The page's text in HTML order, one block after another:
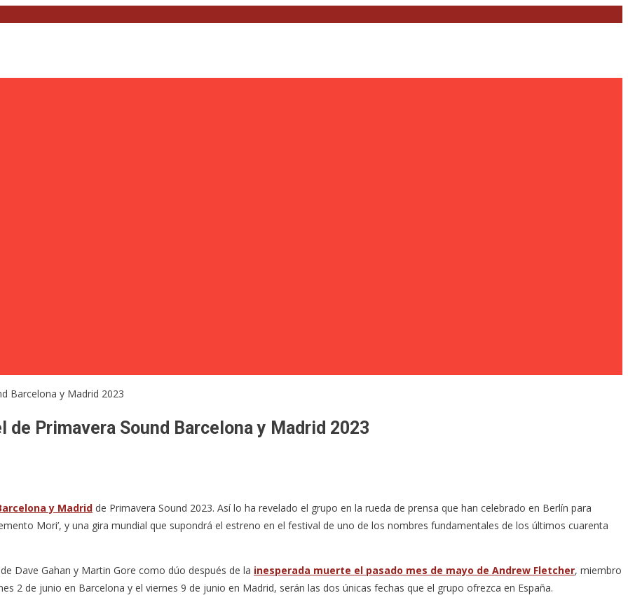
Primavera Sound Barcelona y Madrid 2023
y Madrid de Primavera Sound 2023. Así lo ha revelado el grupo en la rueda de prensa que han celebrado en Berlín para
Mori’, y una gira mundial que supondrá el estreno en el festival de uno de los nombres fundamentales de los últimos cuarenta
Dave Gahan y Martin Gore como dúo después de la inesperada muerte el pasado mes de mayo de Andrew Fletcher, miembro
2 de junio en Barcelona y el viernes 9 de junio en Madrid, serán las dos únicas fechas que el grupo ofrezca en España.